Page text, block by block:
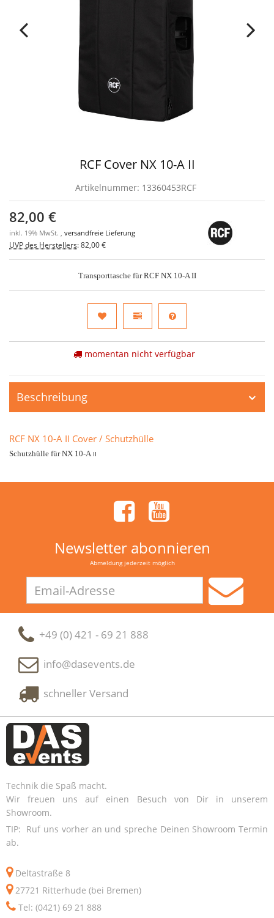
RCF Cover NX 10-A II
Artikelnummer: 13360453RCF
82,00 €
inkl. 19% MwSt. , versandfreie Lieferung
UVP des Herstellers:82,00 €
Transporttasche für RCF NX 10-A II
momentan nicht verfügbar
Beschreibung
RCF NX 10-A II Cover / Schutzhülle
Schutzhülle für NX 10-A II
Newsletter abonnieren
Abmeldung jederzeit möglich
Adresse
+49 (0) 421 - 69 21 888
info@dasevents.de
schneller Versand
Technik die Spaß macht.
Wir freuen uns auf einen Besuch von Dir in unserem
Showroom.
TIP: Ruf uns vorher an und spreche Deinen Showroom Termin
ab.
Deltastraße 8
27721 Ritterhude (bei Bremen)
Tel: (0421) 69 21 888